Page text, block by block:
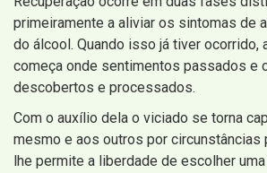
primeiramente a aliviar os sintomas de
do álcool. Quando isso já tiver ocorrido,
começa onde sentimentos passados e
descobertos e processados.
Com o auxílio dela o viciado se torna
mesmo e aos outros por circunstâncias
lhe permite a liberdade de escolher